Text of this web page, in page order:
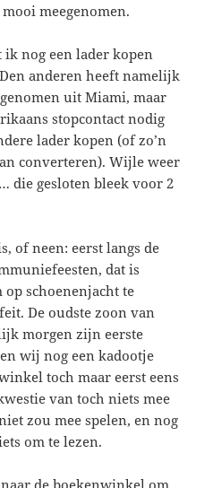
mooi meegenomen.
ik nog een lader kopen
anderen heeft namelijk
uit Miami, maar
stopcontact nodig
lader kopen (of zo’n
converteren). Wijle weer
die gesloten bleek voor 2
of neen: eerst langs de
dat is
schoenenjacht te
De oudste zoon van
morgen zijn eerste
wij nog een kadootje
toch maar eerst eens
van toch niets mee
zou mee spelen, en nog
om te lezen.